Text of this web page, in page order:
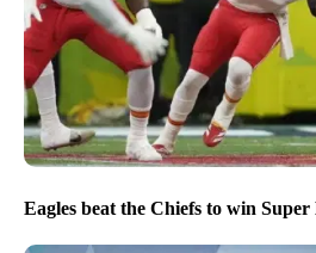
Eagles beat the Chiefs to win